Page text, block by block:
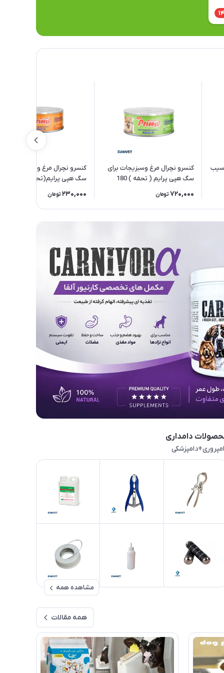
سیب
کنسرو نچرال مرغ وسبزیجات برای
سگ هپی پرایم ( تحفه ) 180
720,000 تومان
کنسرو نچرال مرغ و پامکین برای
سگ هپی پرایم(تحفه) 180 گرمی
230,000 تومان
دامداری
مشاهده همه
همه مقالات